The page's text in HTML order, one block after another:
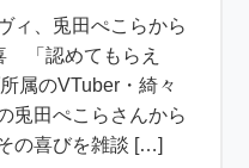
ィ、兎田ぺこらから
「認めてもらえ
属のVTuber・綺々
兎田ぺこらさんから
の喜びを雑談 […]